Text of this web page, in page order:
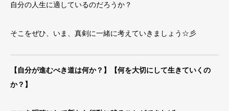
自分の人生に適しているのだろうか？
そこをぜひ、いま、真剣に一緒に考えていきましょう☆彡
【自分が進むべき道は何か？】【何を大切にして生きていくの
か？】